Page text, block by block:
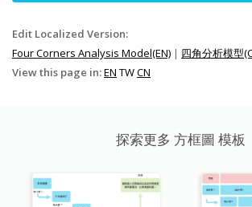
Edit Localized Version:
Four Corners Analysis Model(EN) | 四角分析模型
View this page in:EN TWCN
探索更多 方框圖 模板